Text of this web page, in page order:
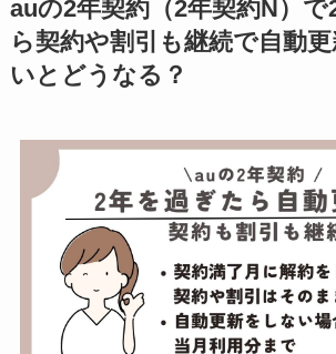
auの2年契約（2年契約N）で
ら契約や割引も継続で自動
いとどうなる？